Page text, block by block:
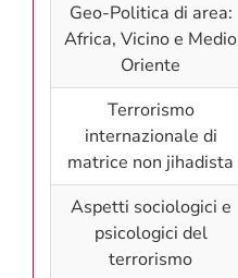
Geo-Politica di area:
Africa, Vicino e Medio
Oriente
Terrorismo
internazionale di
matrice non jihadista
Aspetti sociologici e
psicologici del
terrorismo